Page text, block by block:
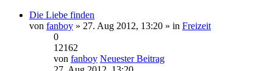
Die Liebe finden
von fanboy » 27. Aug 2012, 13:20 » in Freizeit
0
12162
von fanboy Neuester Beitrag